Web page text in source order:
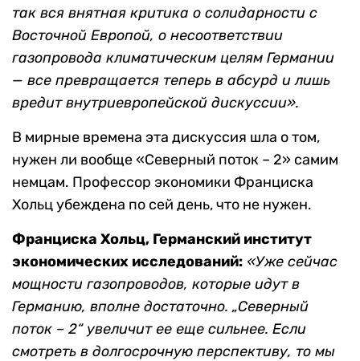
так вся внятная критика о солидарности с
Восточной Европой, о несоответствии
газопровода климатическим целям Германии
— все превращается теперь в абсурд и лишь
вредит внутриевропейской дискуссии».
В мирные времена эта дискуссия шла о том,
нужен ли вообще «Северный поток – 2» самим
немцам. Профессор экономики Франциска
Хольц убеждена по сей день, что не нужен.
Франциска Хольц, Германский институт
экономических исследований: «Уже сейчас
мощности газопроводов, которые идут в
Германию, вполне достаточно. „Северный
поток – 2“ увеличит ее еще сильнее. Если
смотреть в долгосрочную перспективу, то мы